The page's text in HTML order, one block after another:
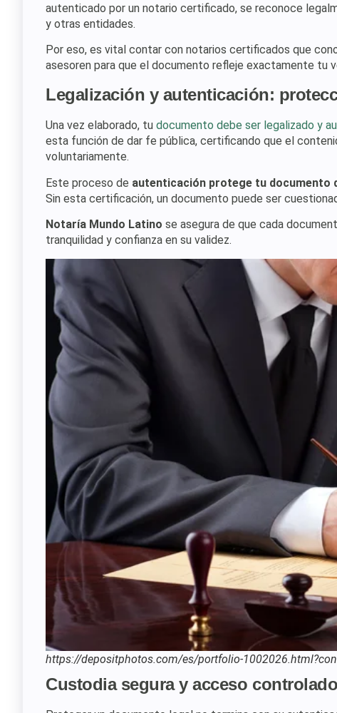
autenticado por un notario certificado, se reconoce
y otras entidades.
Por eso, es vital contar con notarios certificados que
asesoren para que el documento refleje exactamente tu
Legalización y autenticación:
Una vez elaborado, tu documento debe ser legalizado y
esta función de dar fe pública, certificando que el
voluntariamente.
Este proceso de autenticación protege tu documento
Sin esta certificación, un documento puede ser
Notaría Mundo Latino se asegura de que cada
tranquilidad y confianza en su validez.
https://depositphotos.com/es/portfolio-
Custodia segura y acceso